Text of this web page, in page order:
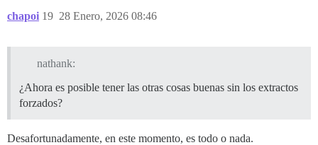
chapoi 28 Enero, 2026 08:46
19
nathank:
¿Ahora es posible tener las otras cosas buenas sin los extractos
forzados?
Desafortunadamente, en este momento, es todo o nada.